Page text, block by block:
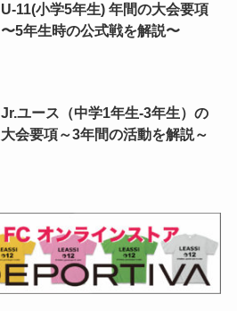
U-11(小学5年生) 年間の大会要項
〜5年生時の公式戦を解説〜
Jr.ユース（中学1年生-3年生）の
大会要項～3年間の活動を解説～